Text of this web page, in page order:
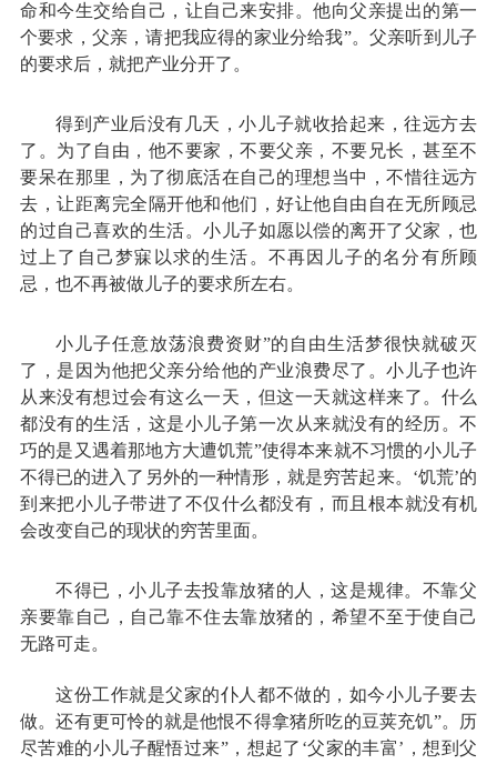
命和今生交给自己，让自己来安排。他向父亲提出的第一
个要求，父亲，请把我应得的家业分给我”。父亲听到儿子
的要求后，就把产业分开了。
得到产业后没有几天，小儿子就收拾起来，往远方去
了。为了自由，他不要家，不要父亲，不要兄长，甚至不
要呆在那里，为了彻底活在自己的理想当中，不惜往远方
去，让距离完全隔开他和他们，好让他自由自在无所顾忌
的过自己喜欢的生活。小儿子如愿以偿的离开了父家，也
过上了自己梦寐以求的生活。不再因儿子的名分有所顾
忌，也不再被做儿子的要求所左右。
小儿子任意放荡浪费资财”的自由生活梦很快就破灭
了，是因为他把父亲分给他的产业浪费尽了。小儿子也许
从来没有想过会有这么一天，但这一天就这样来了。什么
都没有的生活，这是小儿子第一次从来就没有的经历。不
巧的是又遇着那地方大遭饥荒”使得本来就不习惯的小儿子
不得已的进入了另外的一种情形，就是穷苦起来。‘饥荒’的
到来把小儿子带进了不仅什么都没有，而且根本就没有机
会改变自己的现状的穷苦里面。
不得已，小儿子去投靠放猪的人，这是规律。不靠父
亲要靠自己，自己靠不住去靠放猪的，希望不至于使自己
无路可走。
这份工作就是父家的仆人都不做的，如今小儿子要去
做。还有更可怜的就是他恨不得拿猪所吃的豆荚充饥”。历
尽苦难的小儿子醒悟过来”，想起了‘父家的丰富’，想到父